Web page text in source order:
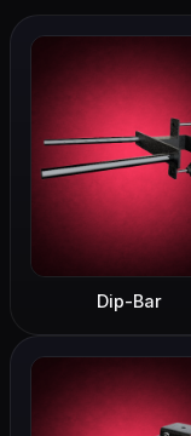
Dip-Bar